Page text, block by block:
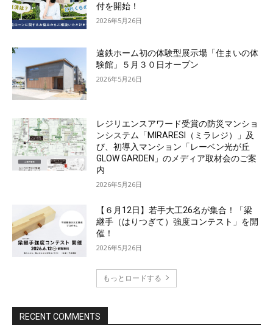
付を開始！
2026年5月26日
遠鉄ホーム初の体験型展示場「住まいの体
験館」５月３０日オープン
2026年5月26日
レジリエンスアワード受賞の防災マンショ
ンシステム「MIRARESI（ミラレジ）」及
び、初導入マンション「レーベン光が丘
GLOW GARDEN」のメディア取材会のご案
内
2026年5月26日
【６月12日】若手大工26名が集合！「梁
継手（はりつぎて）強度コンテスト」を開
催！
2026年5月26日
もっとロードする
RECENT COMMENTS